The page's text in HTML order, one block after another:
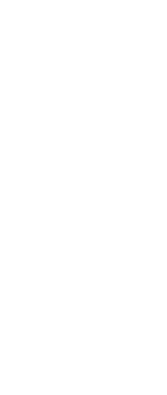
дистрибьютор